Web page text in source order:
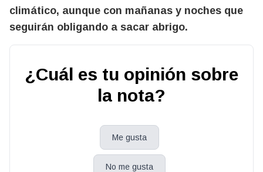
climático, aunque con mañanas y noches que
seguirán obligando a sacar abrigo.
¿Cuál es tu opinión sobre
la nota?
Me gusta
No me gusta